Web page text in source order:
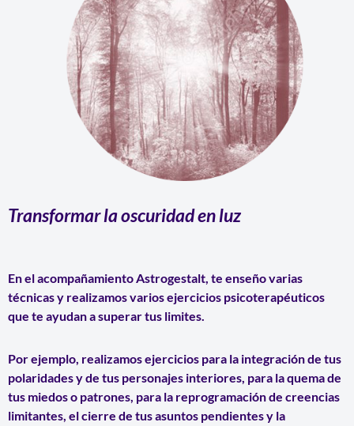
Transformar la oscuridad en luz
En el acompañamiento Astrogestalt, te enseño varias
técnicas y realizamos varios ejercicios psicoterapéuticos
que te ayudan a superar tus limites.
Por ejemplo, realizamos ejercicios para la integración de tus
polaridades y de tus personajes interiores, para la quema de
tus miedos o patrones, para la reprogramación de creencias
limitantes, el cierre de tus asuntos pendientes y la